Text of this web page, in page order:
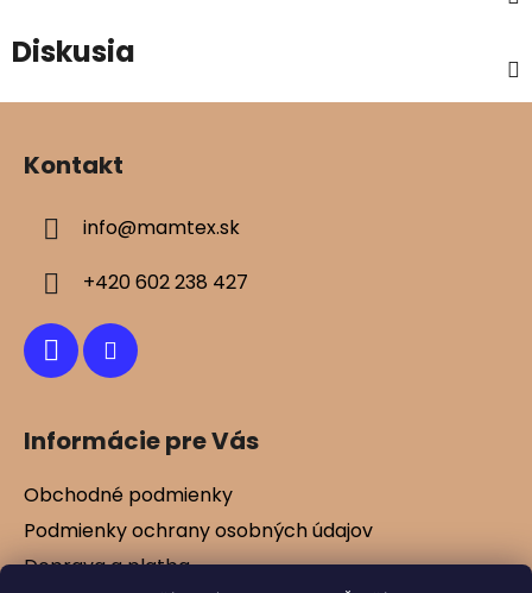
Diskusia
Kontakt
info@mamtex.sk
+420 602 238 427
Informácie pre Vás
Obchodné podmienky
Podmienky ochrany osobných údajov
Doprava a platba